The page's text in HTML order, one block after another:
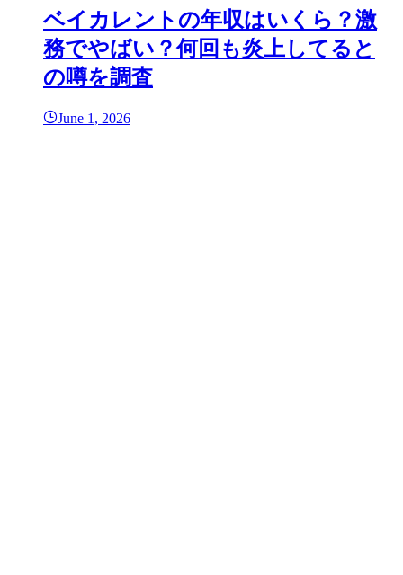
ベイカレントの年収はいくら？激
務でやばい？何回も炎上してると
の噂を調査
June 1, 2026